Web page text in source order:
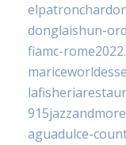
donglaishun-
fiamc-
aguadulce-